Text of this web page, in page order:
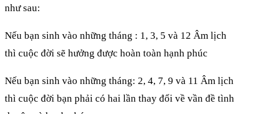
như sau:
Nếu bạn sinh vào những tháng : 1, 3, 5 và 12 Âm lịch
thì cuộc đời sẽ hưởng được hoàn toàn hạnh phúc
Nếu bạn sinh vào những tháng: 2, 4, 7, 9 và 11 Âm lịch
thì cuộc đời bạn phải có hai lần thay đổi về vần đề tình